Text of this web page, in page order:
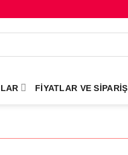
FIYATLAR VE SIPARIŞ